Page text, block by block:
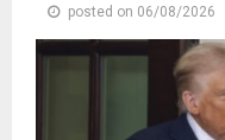
posted on 06/08/2026